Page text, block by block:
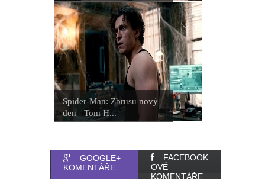
Spider-Man: Zbrusu nový
den - Tom H...
GOOGLE+
KOMENTÁŘE
FACEBOOK
OVÉ
KOMENTÁŘE